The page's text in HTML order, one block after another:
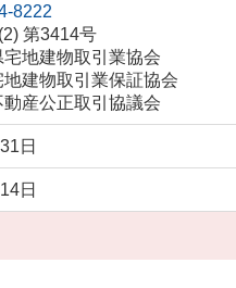
8222
第3414号
地建物取引業協会
地建物取引業保証協会
産公正取引協議会
日
日